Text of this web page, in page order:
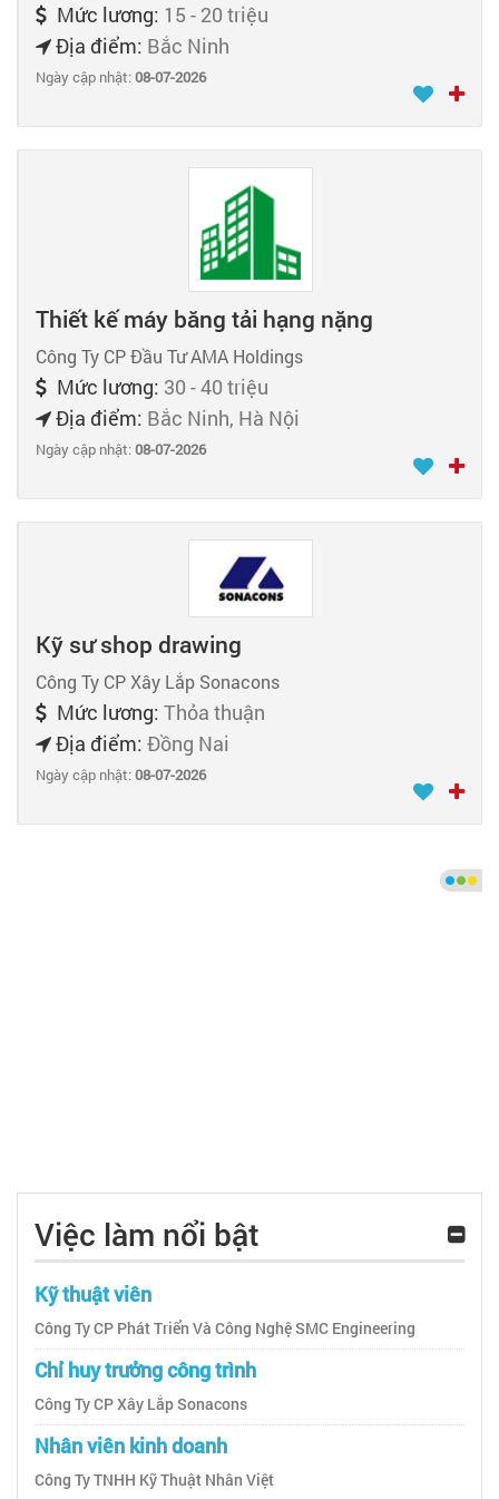
Mức lương: 15 - 20 triệu
Địa điểm: Bắc Ninh
Ngày cập nhật:08-07-2026
Thiết kế máy băng tải hạng nặng
Công Ty CP Đầu Tư AMA Holdings
Mức lương: 30 - 40 triệu
Địa điểm: Bắc Ninh, Hà Nội
Ngày cập nhật:08-07-2026
Kỹ sư shop drawing
Công Ty CP Xây Lắp Sonacons
Mức lương: Thỏa thuận
Địa điểm: Đồng Nai
Ngày cập nhật:08-07-2026
Việc làm nổi bật
Kỹ thuật viên
Công Ty CP Phát Triển Và Công Nghệ SMC Engineering
Chỉ huy trưởng công trình
Công Ty CP Xây Lắp Sonacons
Nhân viên kinh doanh
Công Ty TNHH Kỹ Thuật Nhân Việt